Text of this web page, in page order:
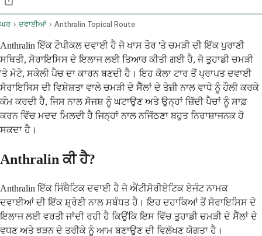
ਘਰ ਦਵਾਈਆਂ Anthralin Topical Route
Anthralin ਇੱਕ ਟੌਪੀਕਲ ਦਵਾਈ ਹੈ ਜੋ ਖਾਸ ਤੌਰ 'ਤੇ ਚਮੜੀ ਦੀ ਇੱਕ ਪੁਰਾਣੀ
ਸਥਿਤੀ, ਸੋਰਾਇਸਿਸ ਦੇ ਇਲਾਜ ਲਈ ਤਿਆਰ ਕੀਤੀ ਗਈ ਹੈ, ਜੋ ਤੁਹਾਡੀ ਚਮੜੀ
'ਤੇ ਮੋਟੇ, ਸਕੇਲੀ ਪੈਚ ਦਾ ਕਾਰਨ ਬਣਦੀ ਹੈ। ਇਹ ਕੋਲਾ ਟਾਰ ਤੋਂ ਪ੍ਰਾਪਤ ਦਵਾਈ
ਸੋਰਾਇਸਿਸ ਦੀ ਵਿਸ਼ੇਸ਼ਤਾ ਵਾਲੇ ਚਮੜੀ ਦੇ ਸੈੱਲਾਂ ਦੇ ਤੇਜ਼ੀ ਨਾਲ ਵਾਧੇ ਨੂੰ ਹੌਲੀ ਕਰਕੇ
ਕੰਮ ਕਰਦੀ ਹੈ, ਜਿਸ ਨਾਲ ਸੋਜਸ਼ ਨੂੰ ਘਟਾਉਣ ਅਤੇ ਉਨ੍ਹਾਂ ਜ਼ਿੱਦੀ ਪੈਚਾਂ ਨੂੰ ਸਾਫ਼
ਕਰਨ ਵਿੱਚ ਮਦਦ ਮਿਲਦੀ ਹੈ ਜਿਨ੍ਹਾਂ ਨਾਲ ਨਜਿੱਠਣਾ ਬਹੁਤ ਨਿਰਾਸ਼ਾਜਨਕ ਹੋ
ਸਕਦਾ ਹੈ।
Anthralin ਕੀ ਹੈ?
Anthralin ਇੱਕ ਸਿੰਥੈਟਿਕ ਦਵਾਈ ਹੈ ਜੋ ਐਂਟੀਸੋਰੀਏਟਿਕ ਏਜੰਟ ਨਾਮਕ
ਦਵਾਈਆਂ ਦੀ ਇੱਕ ਸ਼੍ਰੇਣੀ ਨਾਲ ਸਬੰਧਤ ਹੈ। ਇਹ ਦਹਾਕਿਆਂ ਤੋਂ ਸੋਰਾਇਸਿਸ ਦੇ
ਇਲਾਜ ਲਈ ਵਰਤੀ ਜਾਂਦੀ ਰਹੀ ਹੈ ਕਿਉਂਕਿ ਇਸ ਵਿੱਚ ਤੁਹਾਡੀ ਚਮੜੀ ਦੇ ਸੈੱਲਾਂ ਦੇ
ਵਧਣ ਅਤੇ ਝੜਨ ਦੇ ਤਰੀਕੇ ਨੂੰ ਆਮ ਬਣਾਉਣ ਦੀ ਵਿਲੱਖਣ ਯੋਗਤਾ ਹੈ।